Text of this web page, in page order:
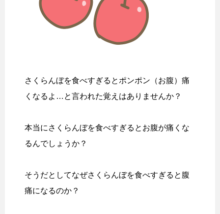
さくらんぼを食べすぎるとポンポン（お腹）痛
くなるよ…と言われた覚えはありませんか？
本当にさくらんぼを食べすぎるとお腹が痛くな
るんでしょうか？
そうだとしてなぜさくらんぼを食べすぎると腹
痛になるのか？